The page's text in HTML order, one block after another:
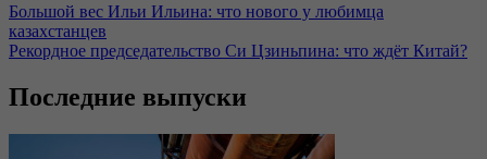
Большой вес Ильи Ильина: что нового у любимца
казахстанцев
Рекордное председательство Си Цзиньпина: что ждёт Китай?
Последние выпуски